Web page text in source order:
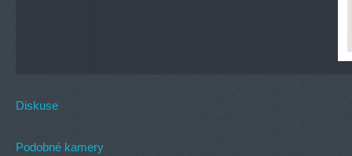
Diskuse
Podobné kamery